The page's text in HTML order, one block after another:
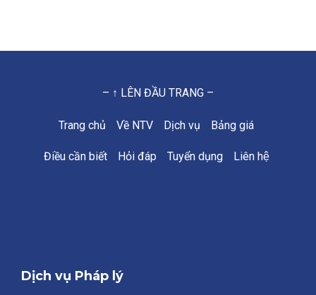
– ↑ LÊN ĐẦU TRANG –
Trang chủ Về NTV Dịch vụ Bảng giá
Điều cần biết Hỏi đáp Tuyển dụng Liên hệ
Dịch vụ Pháp lý